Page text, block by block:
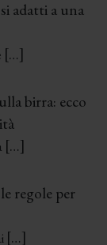
adatti a una
[…]
birra: ecco
[…]
regole per
[…]